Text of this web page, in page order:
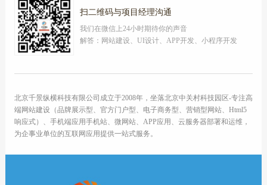
扫二维码与项目经理沟通
我们在微信上24小时期待你的声音
解答：网站建设、UI设计、APP开发、小程序开发
北京千景纵横科技有限公司成立于2008年，坐落北京中关村科技园区-专注高
端网站建设（品牌展示型、官方门户型、电子商务型、营销型网站、Html5
响应式）、手机端应用手机站、微网站、APP应用、云服务器部署和运维，
为企事业单位的互联网应用提供一站式服务。